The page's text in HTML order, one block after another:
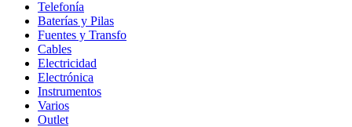
Telefonía
Baterías y Pilas
Fuentes y Transfo
Cables
Electricidad
Electrónica
Instrumentos
Varios
Outlet